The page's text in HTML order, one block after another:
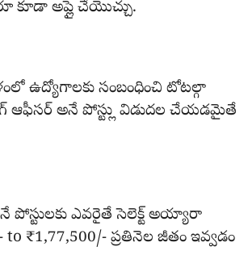
కూడా అప్లై చేయొచ్చు.
ఉద్యోగాలకు సంబంధించి టోటల్గా
ఆఫీసర్ అనే పోస్ట్లు విడుదల చేయడమైతే
పోస్టులకు ఎవరైతే సెలెక్ట్ అయ్యారా
to ₹1,77,500/- ప్రతినెల జీతం ఇవ్వడం